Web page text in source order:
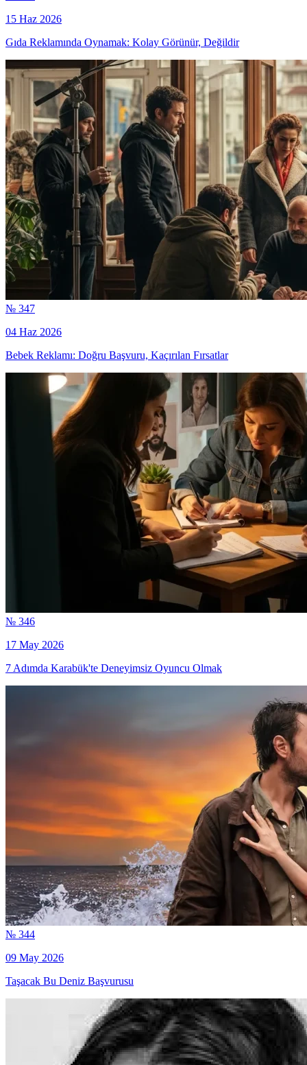
15 Haz 2026
Gıda Reklamında Oynamak: Kolay Görünür, Değildir
№ 347
04 Haz 2026
Bebek Reklamı: Doğru Başvuru, Kaçırılan Fırsatlar
№ 346
17 May 2026
7 Adımda Karabük'te Deneyimsiz Oyuncu Olmak
№ 344
09 May 2026
Taşacak Bu Deniz Başvurusu